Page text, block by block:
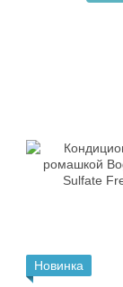
Новинка